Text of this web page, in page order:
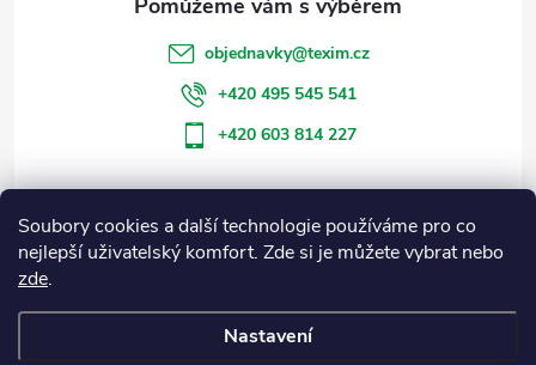
Soubory cookies a další technologie používáme pro co
nejlepší uživatelský komfort. Zde si je můžete vybrat nebo
zde.
Nastavení
Informace pro vás
Blog
objednavky@texim.cz
+420 495 545 541
+420 603 814 227